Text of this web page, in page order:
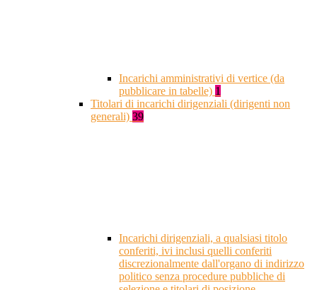
Incarichi amministrativi di vertice (da
pubblicare in tabelle) 1
Titolari di incarichi dirigenziali (dirigenti non
generali) 39
Incarichi dirigenziali, a qualsiasi titolo
conferiti, ivi inclusi quelli conferiti
discrezionalmente dall'organo di indirizzo
politico senza procedure pubbliche di